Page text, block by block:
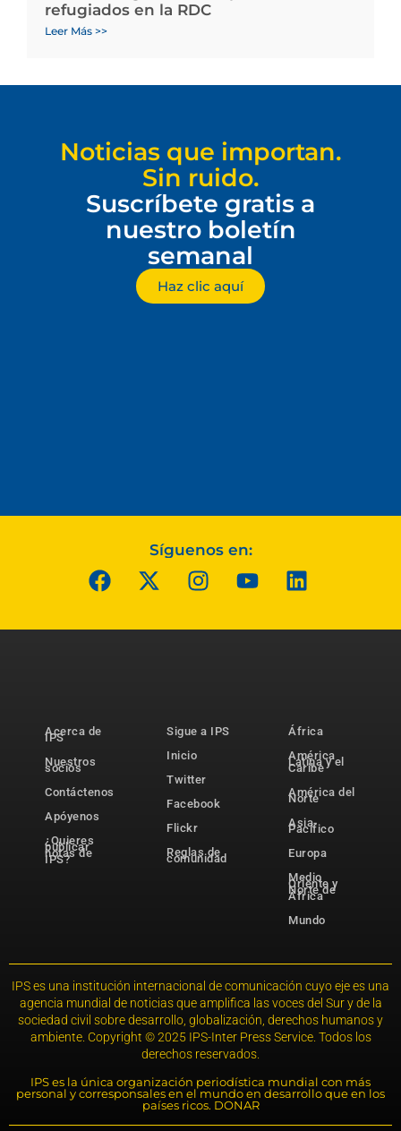
refugiados en la RDC
Leer Más >>
Noticias que importan.
Sin ruido.
Suscríbete gratis a
nuestro boletín
semanal
Haz clic aquí
Síguenos en:
Acerca de
IPS
Nuestros
socios
Contáctenos
Apóyenos
¿Quieres
publicar
notas de
IPS?
Sigue a IPS
Inicio
Twitter
Facebook
Flickr
Reglas de
comunidad
África
América
Latina y el
Caribe
América del
Norte
Asia-
Pacífico
Europa
Medio
Oriente y
Norte de
África
Mundo
IPS es una institución internacional de comunicación cuyo eje es una
agencia mundial de noticias que amplifica las voces del Sur y de la
sociedad civil sobre desarrollo, globalización, derechos humanos y
ambiente. Copyright © 2025 IPS-Inter Press Service. Todos los
derechos reservados.
IPS es la única organización periodística mundial con más
personal y corresponsales en el mundo en desarrollo que en los
países ricos. DONAR